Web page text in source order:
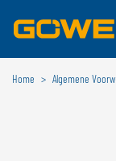
Kies uw taal
Home Algemene